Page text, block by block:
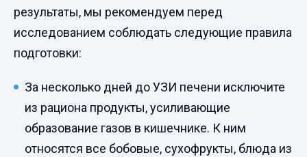
результаты, мы рекомендуем перед
исследованием соблюдать следующие правила
подготовки:
За несколько дней до УЗИ печени исключите
из рациона продукты, усиливающие
образование газов в кишечнике. К ним
относятся все бобовые, сухофрукты, блюда из